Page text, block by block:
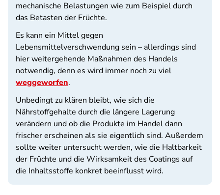
mechanische Belastungen wie zum Beispiel durch
das Betasten der Früchte.
Es kann ein Mittel gegen
Lebensmittelverschwendung sein – allerdings sind
hier weitergehende Maßnahmen des Handels
notwendig, denn es wird immer noch zu viel
weggeworfen.
Unbedingt zu klären bleibt, wie sich die
Nährstoffgehalte durch die längere Lagerung
verändern und ob die Produkte im Handel dann
frischer erscheinen als sie eigentlich sind. Außerdem
sollte weiter untersucht werden, wie die Haltbarkeit
der Früchte und die Wirksamkeit des Coatings auf
die Inhaltsstoffe konkret beeinflusst wird.